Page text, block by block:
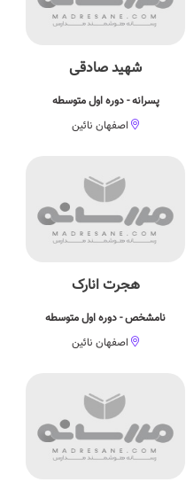
شهید صادقی
پسرانه - دوره اول متوسطه
اصفهان نائین
هجرت انارک
نامشخص - دوره اول متوسطه
اصفهان نائین